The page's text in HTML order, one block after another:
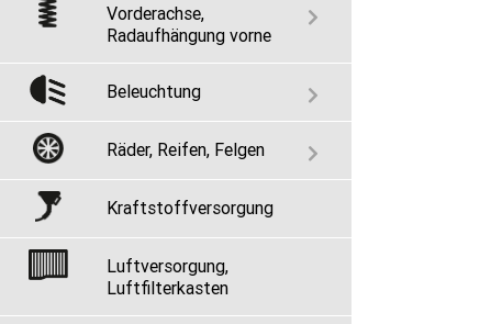
Vorderachse,
Radaufhängung vorne
Beleuchtung
Räder, Reifen, Felgen
Kraftstoffversorgung
Luftversorgung,
Luftfilterkasten